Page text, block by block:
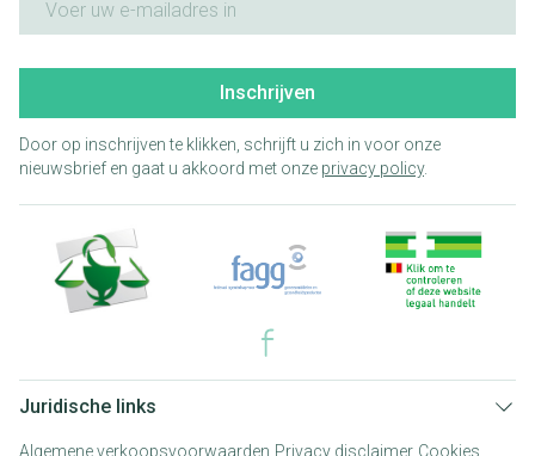
Inschrijven
Door op inschrijven te klikken, schrijft u zich in voor onze
nieuwsbrief en gaat u akkoord met onze privacy policy.
Juridische links
Algemene verkoopsvoorwaarden Privacy disclaimer Cookies